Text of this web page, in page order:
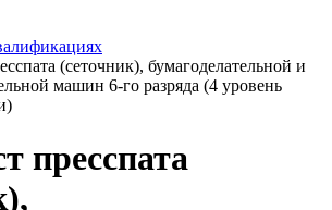
(сеточник), бумагоделательной и
машин 6-го разряда (4 уровень
пресспата